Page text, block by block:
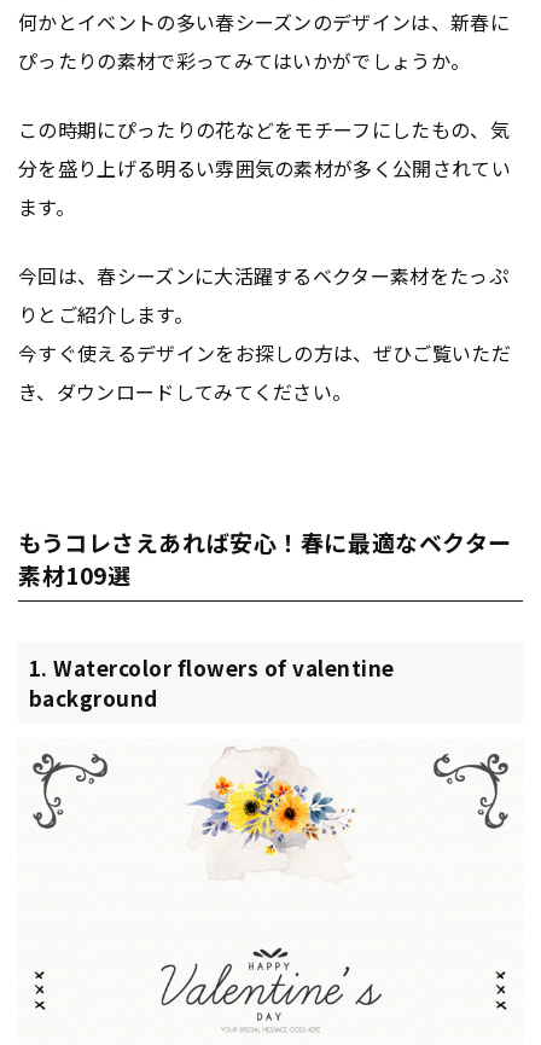
何かとイベントの多い春シーズンのデザインは、新春に
ぴったりの素材で彩ってみてはいかがでしょうか。
この時期にぴったりの花などをモチーフにしたもの、気
分を盛り上げる明るい雰囲気の素材が多く公開されてい
ます。
今回は、春シーズンに大活躍するベクター素材をたっぷ
りとご紹介します。
今すぐ使えるデザインをお探しの方は、ぜひご覧いただ
き、ダウンロードしてみてください。
もうコレさえあれば安心！春に最適なベクター
素材109選
1. Watercolor flowers of valentine
background